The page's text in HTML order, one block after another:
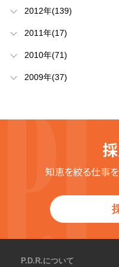
2012年(139)
2011年(17)
2010年(71)
2009年(37)
知恵を絞る仕事
P.D.R.について